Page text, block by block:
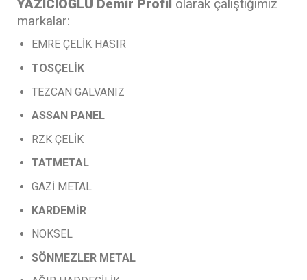
YAZICIOĞLU Demir Profil olarak çalıştığımız
markalar:
EMRE ÇELİK HASIR
TOSÇELİK
TEZCAN GALVANIZ
ASSAN PANEL
RZK ÇELİK
TATMETAL
GAZİ METAL
KARDEMİR
NOKSEL
SÖNMEZLER METAL